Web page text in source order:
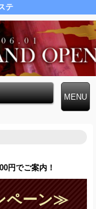
テ
円でご案内！
ペーン≫